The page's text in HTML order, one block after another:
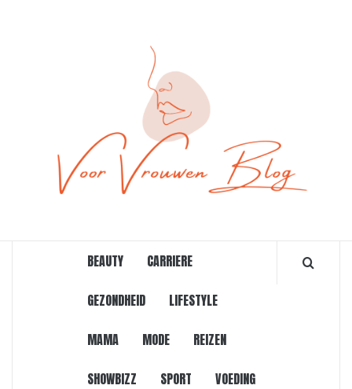
BEAUTY CARRIERE
GEZONDHEID LIFESTYLE
MAMA MODE REIZEN
SHOWBIZZ SPORT VOEDING